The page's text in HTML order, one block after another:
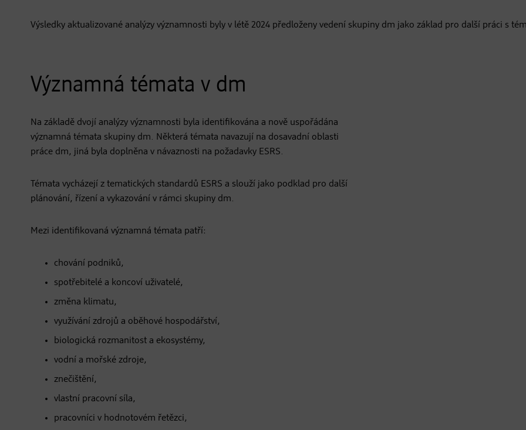
Výsledky aktualizované analýzy významnosti byly v létě 2024 předloženy vedení skupiny dm jako základ pro další práci s
Významná témata v dm
Na základě dvojí analýzy významnosti byla identifikována a nově uspořádána
významná témata skupiny dm. Některá témata navazují na dosavadní oblasti
práce dm, jiná byla doplněna v návaznosti na požadavky ESRS.
Témata vycházejí z tematických standardů ESRS a slouží jako podklad pro další
plánování, řízení a vykazování v rámci skupiny dm.
Mezi identifikovaná významná témata patří:
chování podniků,
spotřebitelé a koncoví uživatelé,
změna klimatu,
využívání zdrojů a oběhové hospodářství,
biologická rozmanitost a ekosystémy,
vodní a mořské zdroje,
znečištění,
vlastní pracovní síla,
pracovníci v hodnotovém řetězci,